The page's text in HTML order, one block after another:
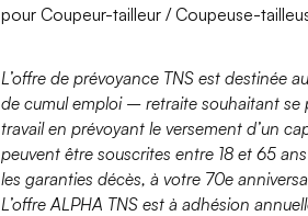
pour Coupeur-tailleur / Coupeuse-
L’offre de prévoyance TNS est destinée
de cumul emploi – retraite souhaitant se
travail en prévoyant le versement d’un
peuvent être souscrites entre 18 et 65
les garanties décès, à votre 70e
L’offre ALPHA TNS est à adhésion